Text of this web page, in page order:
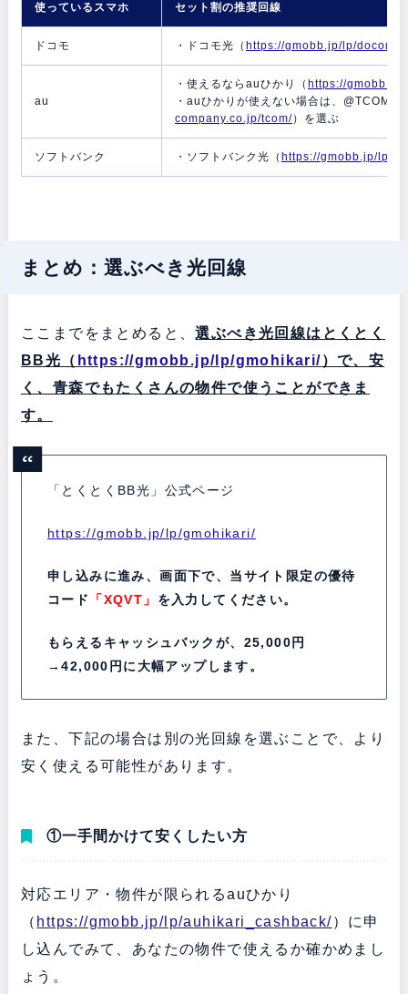
使っているスマホ セット割の推奨回線
ドコモ ・ドコモ光（ https://gmobb.jp/lp/
au
・使えるならauひかり（ https://
・auひかりが使えない場合は、@TCOMヒ
company.co.jp/tcom/）を選ぶ
ソフトバンク ・ソフトバンク光（ https://gmobb.jp/lp/
まとめ：選ぶべき光回線
ここまでをまとめると、選ぶべき光回線はとくとく
BB光（ https://gmobb.jp/lp/gmohikari/）で、安
く、青森でもたくさんの物件で使うことができま
す。
「とくとくBB光」公式ページ
https://gmobb.jp/lp/gmohikari/
申し込みに進み、画面下で、当サイト限定の優待
コード
「XQVT」 を入力してください。
もらえるキャッシュバックが、25,000円
→42,000円に大幅アップします。
また、下記の場合は別の光回線を選ぶことで、より
安く使える可能性があります。
①一手間かけて安くしたい方
対応エリア・物件が限られるauひかり
（ https://gmobb.jp/lp/auhikari_cashback/）に申
し込んでみて、あなたの物件で使えるか確かめまし
ょう。